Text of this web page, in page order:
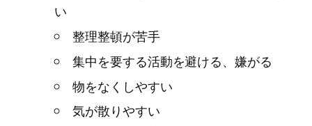
い
整理整頓が苦手
集中を要する活動を避ける、嫌がる
物をなくしやすい
気が散りやすい